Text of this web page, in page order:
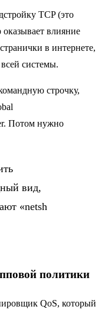
TCP (это
влияние
в интернете,
системы.
строчку,
Потом нужно
вид,
«netsh
политики
QoS, который